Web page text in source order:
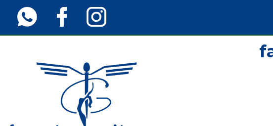
contenuto
principale
Farmaciainfinita.it